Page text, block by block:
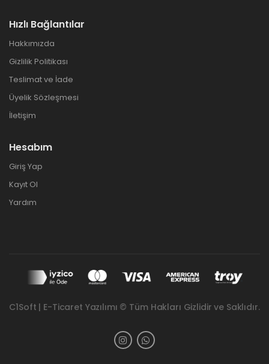
Hızlı Bağlantılar
Hakkımızda
Gizlilik Politikası
Teslimat ve İade
Üyelik Sözleşmesi
İletişim
Hesabım
Giriş Yap
Kayıt Ol
Yardım
C1Soft | E-Ticaret Yazılımı © Tüm Hakları Gizlidir ve Saklıdır.